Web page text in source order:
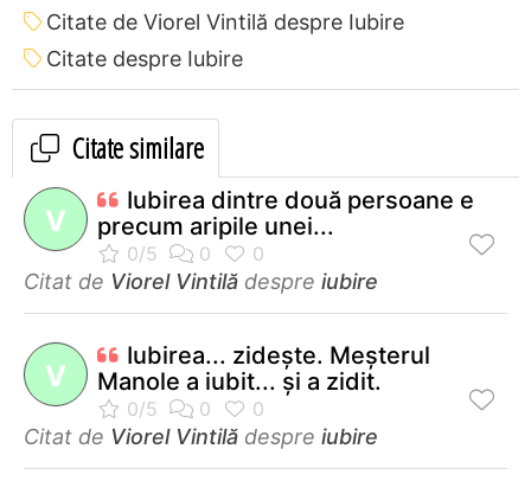
Citate de Viorel Vintilă despre Iubire
Citate despre Iubire
Citate similare
V
Iubirea dintre două persoane e
precum aripile unei...
Citat de Viorel Vintilă despre iubire
V
Iubirea... zideşte. Meşterul
Manole a iubit... şi a zidit.
Citat de Viorel Vintilă despre iubire